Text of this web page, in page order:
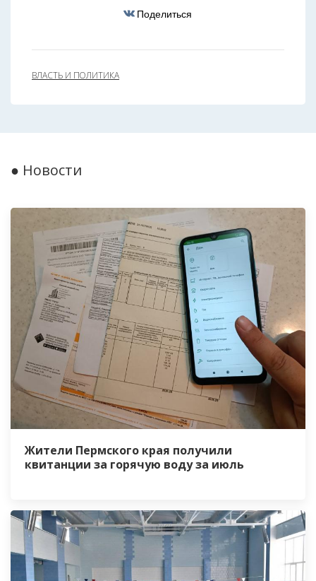
Поделиться
ВЛАСТЬ И ПОЛИТИКА
● Новости
Жители Пермского края получили
квитанции за горячую воду за июль